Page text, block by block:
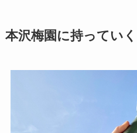
本沢梅園に持ってい